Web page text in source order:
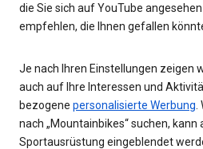
die Sie sich auf YouTube
empfehlen, die Ihnen gefallen
Je nach Ihren Einstellungen zeigen
auch auf Ihre Interessen und
bezogene personalisierte Werbung
nach „Mountainbikes“ suchen,
Sportausrüstung eingeblendet